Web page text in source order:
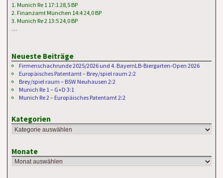
1. Munich Re 1 17:1 28,5 BP
2. Finanzamt München 14:4 24,0 BP
3. Munich Re 2 13:5 24,0 BP
…
Neueste Beiträge
Firmenschachrunde 2025/2026 und 4. BayernLB-Biergarten-Open 2026
Europäisches Patentamt – Brey/spiel raum 2:2
Brey/spiel raum – BSW Neuhausen 2:2
Munich Re 1 – G+D 3:1
Munich Re 2 – Europäisches Patentamt 2:2
Kategorien
Monate